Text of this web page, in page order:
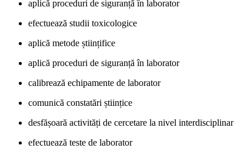
aplică proceduri de siguranță în laborator
efectuează studii toxicologice
aplică metode științifice
aplică proceduri de siguranță în laborator
calibrează echipamente de laborator
comunică constatări științice
desfășoară activități de cercetare la nivel interdisciplinar
efectuează teste de laborator